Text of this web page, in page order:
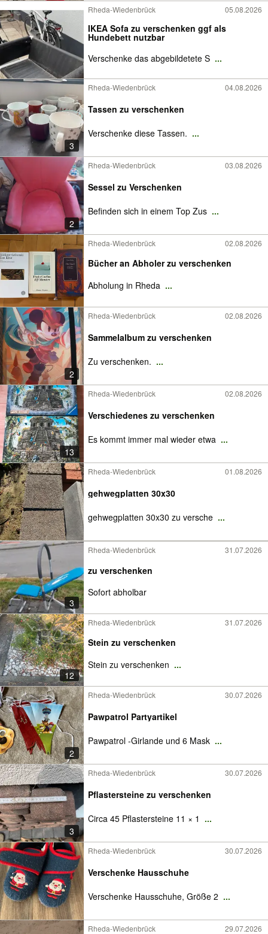
Rheda-Wiedenbrück 05.08.2026
IKEA Sofa zu verschenken ggf als
Hundebett nutzbar
Verschenke das abgebildetete S ...
3
Rheda-Wiedenbrück 04.08.2026
Tassen zu verschenken
Verschenke diese Tassen. ...
2
Rheda-Wiedenbrück 03.08.2026
Sessel zu Verschenken
Befinden sich in einem Top Zus ...
Rheda-Wiedenbrück 02.08.2026
Bücher an Abholer zu verschenken
Abholung in Rheda ...
2
Rheda-Wiedenbrück 02.08.2026
Sammelalbum zu verschenken
Zu verschenken. ...
13
Rheda-Wiedenbrück 02.08.2026
Verschiedenes zu verschenken
Es kommt immer mal wieder etwa ...
Rheda-Wiedenbrück 01.08.2026
gehwegplatten 30x30
gehwegplatten 30x30 zu versche ...
3
Rheda-Wiedenbrück 31.07.2026
zu verschenken
Sofort abholbar
12
Rheda-Wiedenbrück 31.07.2026
Stein zu verschenken
Stein zu verschenken ...
2
Rheda-Wiedenbrück 30.07.2026
Pawpatrol Partyartikel
Pawpatrol -Girlande und 6 Mask ...
3
Rheda-Wiedenbrück 30.07.2026
Pflastersteine zu verschenken
Circa 45 Pflastersteine 11 × 1 ...
Rheda-Wiedenbrück 30.07.2026
Verschenke Hausschuhe
Verschenke Hausschuhe, Größe 2 ...
Rheda-Wiedenbrück 29.07.2026